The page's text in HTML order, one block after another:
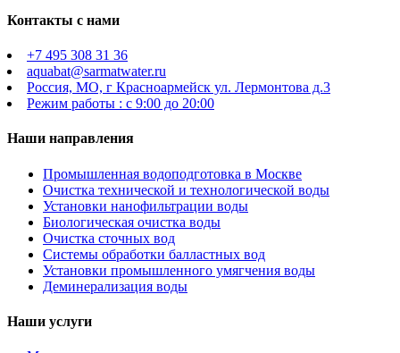
Контакты с нами
+7 495 308 31 36
aquabat@sarmatwater.ru
Россия, МО, г Красноармейск ул. Лермонтова д.3
Режим работы : с 9:00 до 20:00
Наши направления
Промышленная водоподготовка в Москве
Очистка технической и технологической воды
Установки нанофильтрации воды
Биологическая очистка воды
Очистка сточных вод
Системы обработки балластных вод
Установки промышленного умягчения воды
Деминерализация воды
Наши услуги